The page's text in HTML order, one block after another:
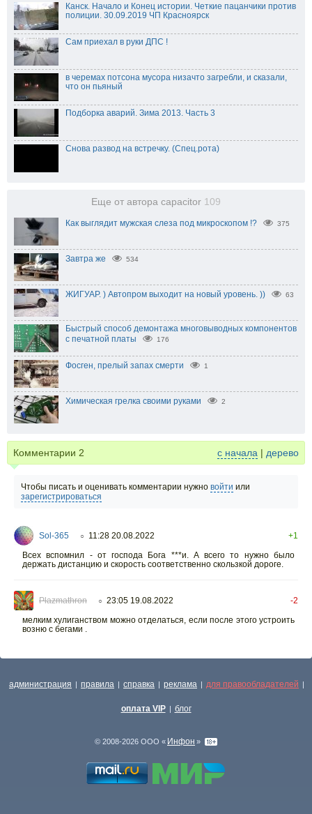
Канск. Начало и Конец истории. Четкие пацанчики против
полиции. 30.09.2019 ЧП Красноярск
Сам приехал в руки ДПС !
в черемах потсона мусора низачто загребли, и сказали,
что он пьяный
Подборка аварий. Зима 2013. Часть 3
Снова развод на встречку. (Спец.рота)
Еще от автора capacitor 109
Как выглядит мужская слеза под микроскопом !? 375
Завтра же 534
ЖИГУАР. ) Автопром выходит на новый уровень. )) 63
Быстрый способ демонтажа многовыводных компонентов
с печатной платы
176
Фосген, прелый запах смерти 1
Химическая грелка своими руками 2
Комментарии 2 с начала | дерево
Чтобы писать и оценивать комментарии нужно войти или
зарегистрироваться
Sol-365 ○ 11:28 20.08.2022
+1
Всех вспомнил - от господа Бога ***и. А всего то нужно было
держать дистанцию и скорость соответственно скользкой дороге.
Plazmathron ○ 23:05 19.08.2022
-2
мелким хулиганством можно отделаться, если после этого устроить
возню с бегами .
администрация | правила | справка | реклама | для правообладателей |
оплата VIP | блог
© 2008-2026 ООО « Инфон »